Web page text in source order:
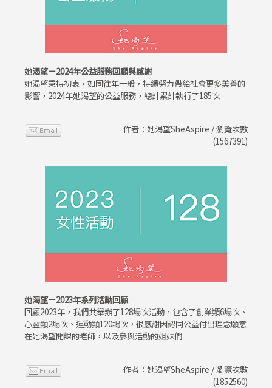
她渴望－2024年公益服務回顧與感謝
她渴望秉持初衷，如同往年一般，持續努力帶給社會更多美善的
影響，2024年她渴望的公益服務，總計累計執行了185次
作者：她渴望SheAspire / 瀏覽次數
(1567391)
她渴望－2023年系列活動回顧
回顧2023年，我們共舉辦了128場次活動，包含了創業類6場次、
心靈類2場次、運動類120場次，很感謝因認同公益付出理念願意
在她渴望開課的老師，以及參與活動的姐妹們
作者：她渴望SheAspire / 瀏覽次數
(1852560)